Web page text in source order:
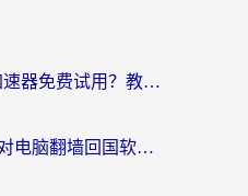
海外党必看：gecko加速器免费试用？教你选对回国加速器，无缝刷国内剧玩游戏
海外党必看：如何选对电脑翻墙回国软件，轻松解锁国内资源？